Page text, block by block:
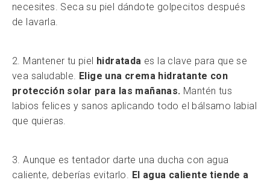
necesites. Seca su piel dándote golpecitos después
de lavarla.
2. Mantener tu piel hidratada es la clave para que se
vea saludable. Elige una crema hidratante con
protección solar para las mañanas. Mantén tus
labios felices y sanos aplicando todo el bálsamo labial
que quieras.
3. Aunque es tentador darte una ducha con agua
caliente, deberías evitarlo. El agua caliente tiende a